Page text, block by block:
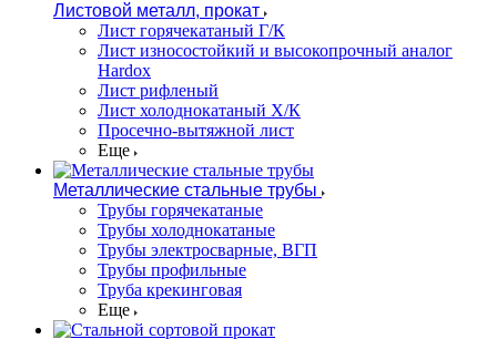
Листовой металл, прокат
Лист горячекатаный Г/К
Лист износостойкий и высокопрочный аналог
Hardox
Лист рифленый
Лист холоднокатаный Х/К
Просечно-вытяжной лист
Еще
Металлические стальные трубы
Трубы горячекатаные
Трубы холоднокатаные
Трубы электросварные, ВГП
Трубы профильные
Труба крекинговая
Еще